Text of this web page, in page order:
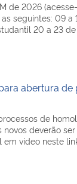
de 2026
seguintes: 09 a
20 a 23
abertura
de
deverão
vídeo neste